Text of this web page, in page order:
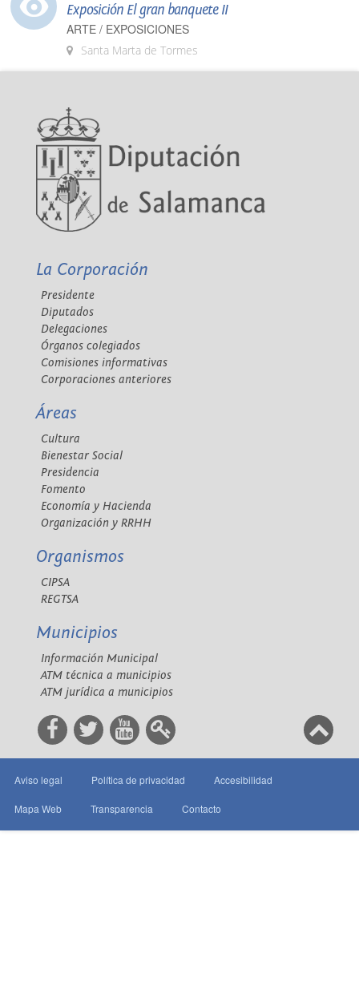
Exposición El gran banquete II
ARTE / EXPOSICIONES
Santa Marta de Tormes
La Corporación
Presidente
Diputados
Delegaciones
Órganos colegiados
Comisiones informativas
Corporaciones anteriores
Áreas
Cultura
Bienestar Social
Presidencia
Fomento
Economía y Hacienda
Organización y RRHH
Organismos
CIPSA
REGTSA
Municipios
Información Municipal
ATM técnica a municipios
ATM jurídica a municipios
Aviso legal Política de privacidad Accesibilidad
Mapa Web Transparencia Contacto